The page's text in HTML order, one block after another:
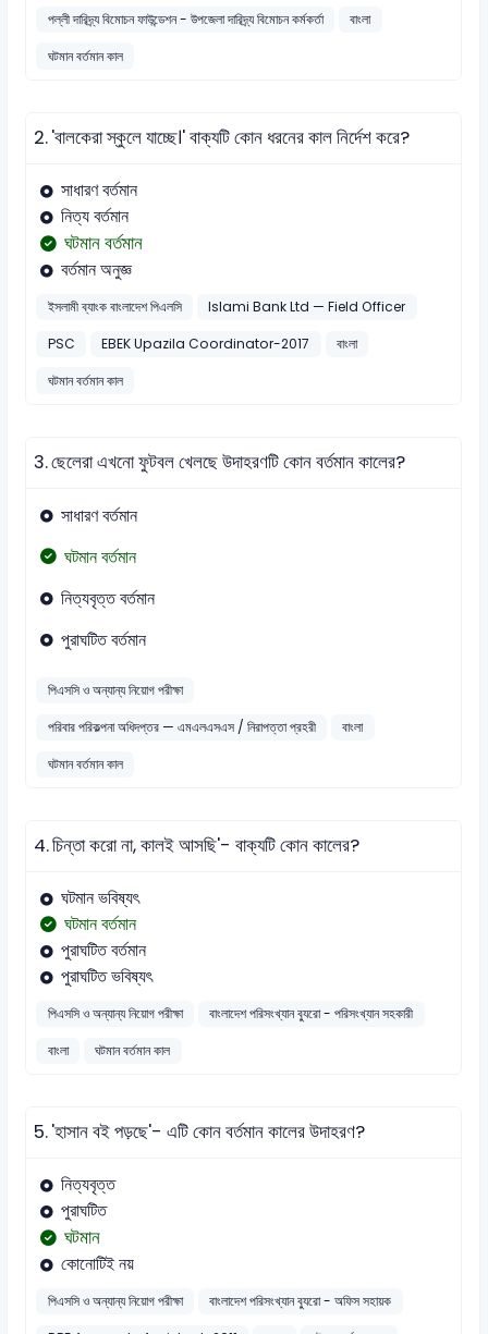
পল্লী দারিদ্র্য বিমোচন ফাউন্ডেশন - উপজেলা দারিদ্র্য বিমোচন কর্মকর্তা
বাংলা
ঘটমান বর্তমান কাল
2.'বালকেরা স্কুলে যাচ্ছে।' বাক্যটি কোন ধরনের কাল নির্দেশ করে?
সাধারণ বর্তমান
নিত্য বর্তমান
ঘটমান বর্তমান
বর্তমান অনুজ্ঞ
ইসলামী ব্যাংক বাংলাদেশ পিএলসি
Islami Bank Ltd — Field Officer
PSC
EBEK Upazila Coordinator-2017
বাংলা
ঘটমান বর্তমান কাল
3.ছেলেরা এখনো ফুটবল খেলছে উদাহরণটি কোন বর্তমান কালের?
সাধারণ বর্তমান
ঘটমান বর্তমান
নিত্যবৃত্ত বর্তমান
পুরাঘটিত বর্তমান
পিএসসি ও অন্যান্য নিয়োগ পরীক্ষা
পরিবার পরিকল্পনা অধিদপ্তর — এমএলএসএস / নিরাপত্তা প্রহরী
বাংলা
ঘটমান বর্তমান কাল
4.চিন্তা করো না, কালই আসছি'- বাক্যটি কোন কালের?
ঘটমান ভবিষ্যৎ
ঘটমান বর্তমান
পুরাঘটিত বর্তমান
পুরাঘটিত ভবিষ্যৎ
পিএসসি ও অন্যান্য নিয়োগ পরীক্ষা
বাংলাদেশ পরিসংখ্যান ব্যুরো - পরিসংখ্যান সহকারী
বাংলা
ঘটমান বর্তমান কাল
5.'হাসান বই পড়ছে'- এটি কোন বর্তমান কালের উদাহরণ?
নিত্যবৃত্ত
পুরাঘটিত
ঘটমান
কোনোটিই নয়
পিএসসি ও অন্যান্য নিয়োগ পরীক্ষা
বাংলাদেশ পরিসংখ্যান ব্যুরো - অফিস সহায়ক